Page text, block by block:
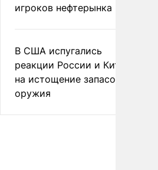
игроков нефтерынка
В США испугались
реакции России и Китая
на истощение запасов
оружия